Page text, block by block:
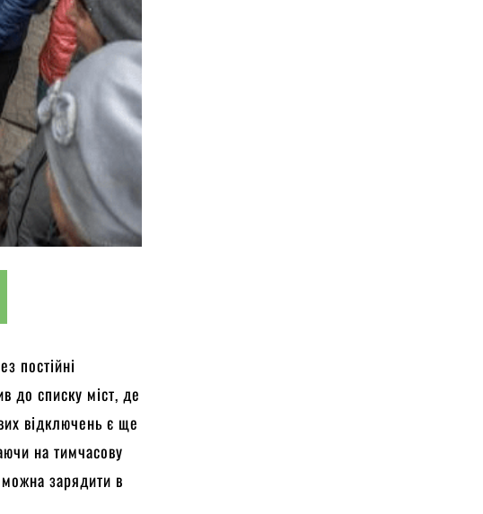
постійні
до списку міст, де
відключень є ще
на тимчасову
можна зарядити в